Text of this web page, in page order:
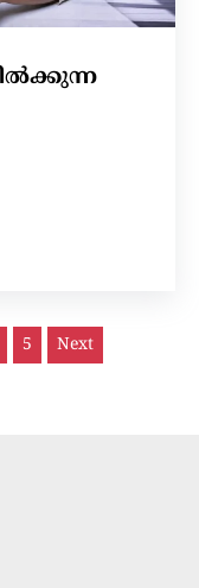
5 Next